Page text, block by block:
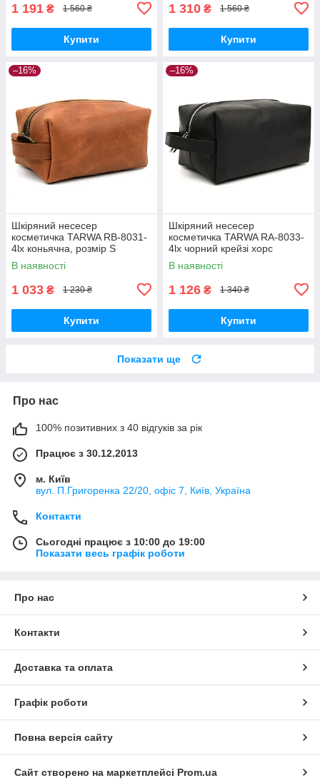
1 191 ₴ 1 560 ₴
Купити
1 310 ₴ 1 560 ₴
Купити
–16%
Шкіряний несесер
косметичка TARWA RB-8031-
4lx коньячна, розмір S
В наявності
1 033 ₴ 1 230 ₴
Купити
–16%
Шкіряний несесер
косметичка TARWA RA-8033-
4lx чорний крейзі хорс
В наявності
1 126 ₴ 1 340 ₴
Купити
Показати ще
Про нас
100% позитивних з 40 відгуків за рік
Працює з 30.12.2013
м. Київ
вул. П.Григоренка 22/20, офіс 7, Київ, Україна
Контакти
Сьогодні працює з 10:00 до 19:00
Показати весь графік роботи
Про нас
Контакти
Доставка та оплата
Графік роботи
Повна версія сайту
Сайт створено на маркетплейсі Prom.ua